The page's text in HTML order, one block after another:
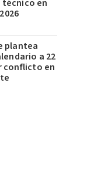
en
plantea
a 22
conflicto en